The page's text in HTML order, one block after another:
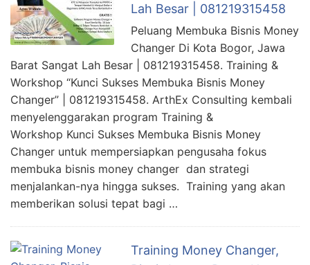
Lah Besar | 081219315458
Peluang Membuka Bisnis Money
Changer Di Kota Bogor, Jawa
Barat Sangat Lah Besar | 081219315458. Training &
Workshop “Kunci Sukses Membuka Bisnis Money
Changer” | 081219315458. ArthEx Consulting kembali
menyelenggarakan program Training &
Workshop Kunci Sukses Membuka Bisnis Money
Changer untuk mempersiapkan pengusaha fokus
membuka bisnis money changer dan strategi
menjalankan-nya hingga sukses. Training yang akan
memberikan solusi tepat bagi …
Training Money Changer,